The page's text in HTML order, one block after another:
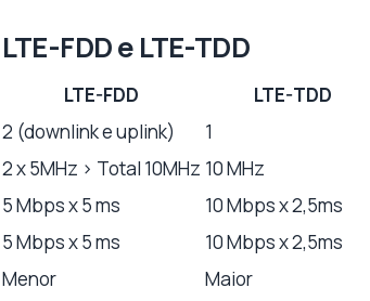
FDD e LTE-TDD
LTE-FDD
LTE-TDD
2 (downlink e uplink)
1
2 x 5MHz > Total 10MHz 10 MHz
5 Mbps x 5 ms
10 Mbps x 2,5ms
5 Mbps x 5 ms
10 Mbps x 2,5ms
Menor
Maior